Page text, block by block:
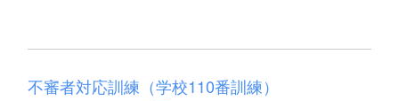
不審者対応訓練（学校110番訓練）